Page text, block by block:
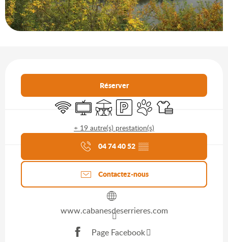
Réserver
WiFi TélévisionTerrasseParkingAnimaux acceptés
Draps et linge
+ 19 autre(s) prestation(s)
Agenda du moment
04 74 40 52 ▒▒
Contactez-nous
www.cabanesdeserrieres.com
Page Facebook